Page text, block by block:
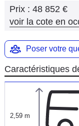
Marques
Prix : 48 852 €
voir la cote en
Poser votre
Caractéristiques
2,59 m